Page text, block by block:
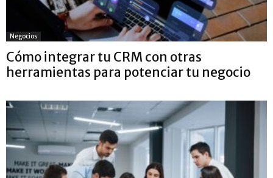
Negocios
Cómo integrar tu CRM con otras
herramientas para potenciar tu negocio